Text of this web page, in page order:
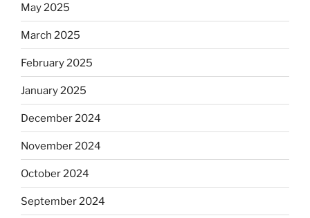
May 2025
March 2025
February 2025
January 2025
December 2024
November 2024
October 2024
September 2024